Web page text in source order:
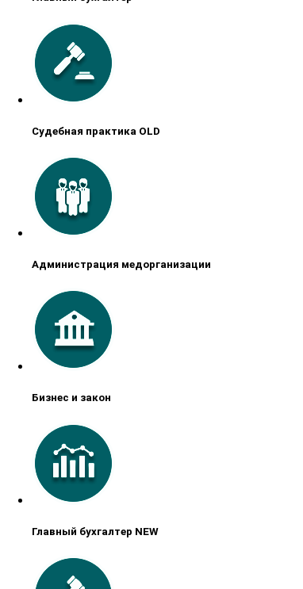
Судебная практика OLD
Администрация медорганизации
Бизнес и закон
Главный бухгалтер NEW